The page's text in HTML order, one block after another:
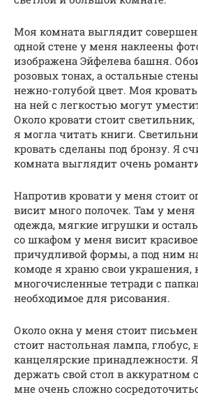
Моя комната выглядит
одной стене у меня наклеены
изображена Эйфелева башня.
розовых тонах, а остальные
нежно-голубой цвет. Моя
на ней с легкостью могут
Около кровати стоит
я могла читать книги.
кровать сделаны под бронзу. Я
комната выглядит очень
Напротив кровати у меня стоит
висит много полочек. Там у меня
одежда, мягкие игрушки и
со шкафом у меня висит
причудливой формы, а под ним
комоде я храню свои украшения,
многочисленные тетради с
необходимое для рисования.
Около окна у меня стоит
стоит настольная лампа, глобус,
канцелярские принадлежности.
держать свой стол в аккуратном
мне очень сложно